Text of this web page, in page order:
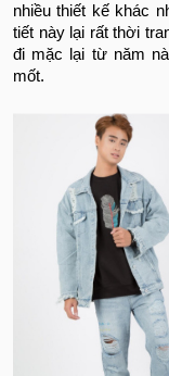
nhiều thiết kế khác
tiết này lại rất thời
đi mặc lại từ năm
mốt.